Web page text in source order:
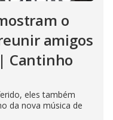
o
amigos
Cantinho
eles também
da nova música de